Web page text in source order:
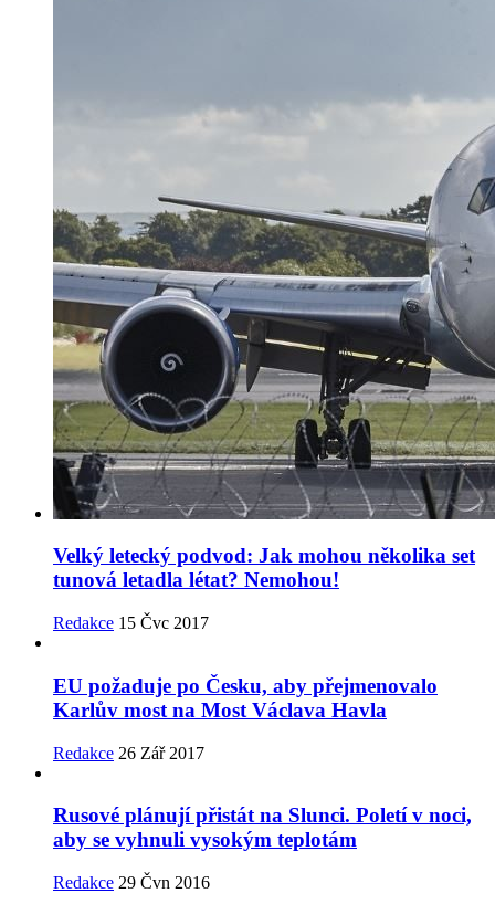
Velký letecký podvod: Jak mohou několika set
tunová letadla létat? Nemohou!
Redakce 15 Čvc 2017
EU požaduje po Česku, aby přejmenovalo
Karlův most na Most Václava Havla
Redakce 26 Zář 2017
Rusové plánují přistát na Slunci. Poletí v noci,
aby se vyhnuli vysokým teplotám
Redakce 29 Čvn 2016